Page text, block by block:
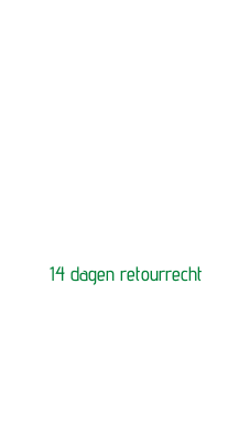
14 dagen retourrecht